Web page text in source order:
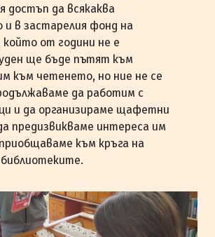
достъп да всякаква
и в застарелия фонд на
от години не е
ще бъде пътят към
към четенето, но ние не се
да работим с
и да организираме щафетни
предизвикваме интереса им
към кръга на